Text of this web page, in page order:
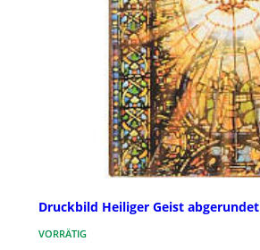
Druckbild Heiliger Geist
VORRÄTIG